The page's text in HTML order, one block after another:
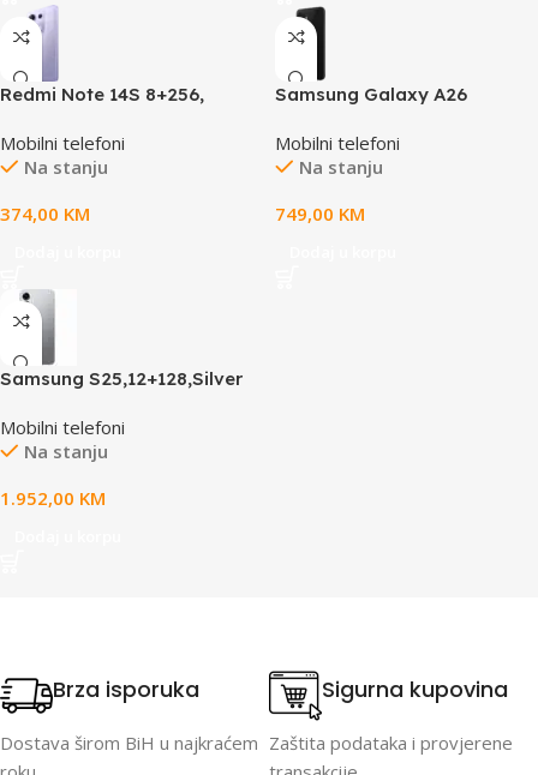
Redmi Note 14S 8+256,
Mobilni telefoni
Na stanju
374,00 KM
Samsung Galaxy A26
UI 76.7”display,50/8/2/13MP
cam
Mobilni telefoni
Na stanju
749,00 KM
Samsung S25,12+128,Silver
display,50/10/12/12 MP cam
Mobilni telefoni
Na stanju
1.952,00 KM
Brza isporuka
Dostava širom BiH u najkraćem
Sigurna kupovina
Zaštita podataka i provjerene